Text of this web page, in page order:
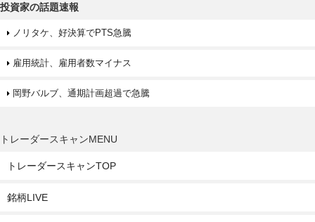
投資家の話題速報
ノリタケ、好決算でPTS急騰
雇用統計、雇用者数マイナス
岡野バルブ、通期計画超過で急騰
トレーダースキャンMENU
トレーダースキャンTOP
銘柄LIVE